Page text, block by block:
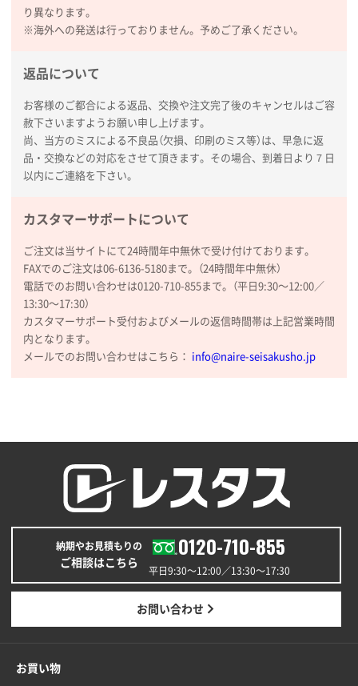
り異なります。
※海外への発送は行っておりません。予めご了承ください。
返品について
お客様のご都合による返品、交換や注文完了後のキャンセルはご容
赦下さいますようお願い申し上げます。
尚、当方のミスによる不良品（欠損、印刷のミス等）は、早急に返
品・交換などの対応をさせて頂きます。その場合、到着日より７日
以内にご連絡を下さい。
カスタマーサポートについて
ご注文は当サイトにて24時間年中無休で受け付けております。
FAXでのご注文は06-6136-5180まで。（24時間年中無休）
電話でのお問い合わせは0120-710-855まで。（平日9:30〜12:00／
13:30〜17:30）
カスタマーサポート受付およびメールの返信時間帯は上記営業時間
内となります。
メールでのお問い合わせはこちら： info@naire-seisakusho.jp
納期やお見積もりの
ご相談はこちら
0120-710-855
平日9:30〜12:00／13:30〜17:30
お問い合わせ
お買い物